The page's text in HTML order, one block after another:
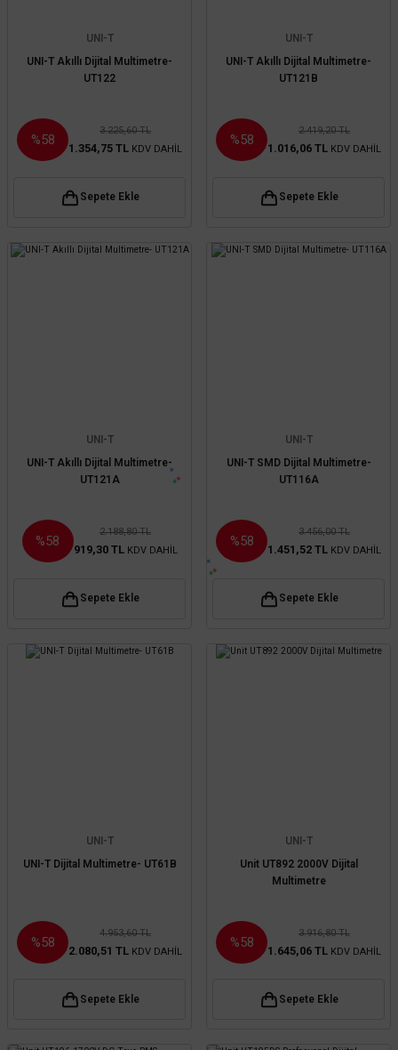
UNI-T
UNI-T Akıllı Dijital Multimetre-
UT122
%58
3.225,60 TL
1.354,75 TL KDV DAHİL
Sepete Ekle
UNI-T
UNI-T Akıllı Dijital Multimetre-
UT121B
%58
2.419,20 TL
1.016,06 TL KDV DAHİL
Sepete Ekle
UNI-T
UNI-T Akıllı Dijital Multimetre-
UT121A
%58
2.188,80 TL
919,30 TL KDV DAHİL
Sepete Ekle
UNI-T
UNI-T SMD Dijital Multimetre-
UT116A
%58
3.456,00 TL
1.451,52 TL KDV DAHİL
Sepete Ekle
UNI-T
UNI-T Dijital Multimetre- UT61B
%58
4.953,60 TL
2.080,51 TL KDV DAHİL
Sepete Ekle
UNI-T
Unit UT892 2000V Dijital
Multimetre
%58
3.916,80 TL
1.645,06 TL KDV DAHİL
Sepete Ekle